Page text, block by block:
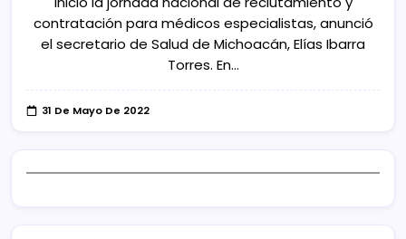
contratación para médicos especialistas, anunció
el secretario de Salud de Michoacán, Elías Ibarra
Torres. En…
31 De Mayo De 2022